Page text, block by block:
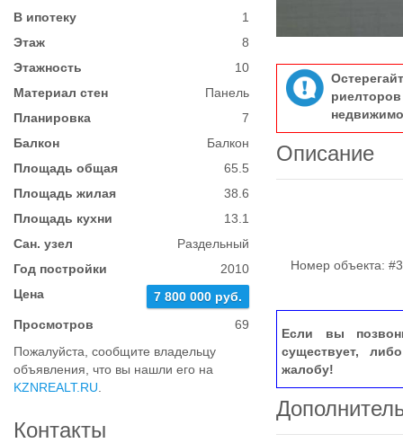
В ипотеку
1
Этаж
8
Этажность
10
Материал стен
Панель
Планировка
7
Балкон
Балкон
Площадь общая
65.5
Площадь жилая
38.6
Площадь кухни
13.1
Сан. узел
Раздельный
Год постройки
2010
Цена
7 800 000 руб.
Просмотров
69
Пожалуйста, сообщите владельцу
объявления, что вы нашли его на
KZNREALT.RU
Контакты
Описание
Номер объекта:
Если вы
существует,
жалобу!